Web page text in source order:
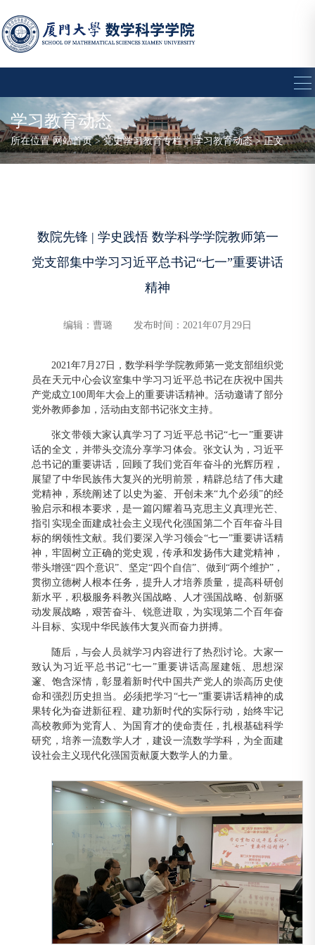
学习教育动态
所在位置网站首页>党史学习教育专栏>学习教育动态> 正文
数院先锋 | 学史践悟 数学科学学院教师第一
党支部集中学习习近平总书记“七一”重要讲话
精神
编辑：曹璐 发布时间：2021年07月29日
2021年7月27日，数学科学学院教师第一党支部组织党
员在天元中心会议室集中学习习近平总书记在庆祝中国共
产党成立100周年大会上的重要讲话精神。活动邀请了部分
党外教师参加，活动由支部书记张文主持。
张文带领大家认真学习了习近平总书记“七一”重要讲
话的全文，并带头交流分享学习体会。张文认为，习近平
总书记的重要讲话，回顾了我们党百年奋斗的光辉历程，
展望了中华民族伟大复兴的光明前景，精辟总结了伟大建
党精神，系统阐述了以史为鉴、开创未来“九个必须”的经
验启示和根本要求，是一篇闪耀着马克思主义真理光芒、
指引实现全面建成社会主义现代化强国第二个百年奋斗目
标的纲领性文献。我们要深入学习领会“七一”重要讲话精
神，牢固树立正确的党史观，传承和发扬伟大建党精神，
带头增强“四个意识”、坚定“四个自信”、做到“两个维护”，
贯彻立德树人根本任务，提升人才培养质量，提高科研创
新水平，积极服务科教兴国战略、人才强国战略、创新驱
动发展战略，艰苦奋斗、锐意进取，为实现第二个百年奋
斗目标、实现中华民族伟大复兴而奋力拼搏。
随后，与会人员就学习内容进行了热烈讨论。大家一
致认为习近平总书记“七一”重要讲话高屋建瓴、思想深
邃、饱含深情，彰显着新时代中国共产党人的崇高历史使
命和强烈历史担当。必须把学习“七一”重要讲话精神的成
果转化为奋进新征程、建功新时代的实际行动，始终牢记
高校教师为党育人、为国育才的使命责任，扎根基础科学
研究，培养一流数学人才，建设一流数学学科，为全面建
设社会主义现代化强国贡献厦大数学人的力量。